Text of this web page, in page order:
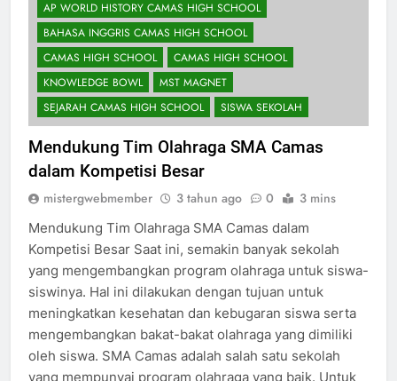
AP WORLD HISTORY CAMAS HIGH SCHOOL
BAHASA INGGRIS CAMAS HIGH SCHOOL
CAMAS HIGH SCHOOL
CAMAS HIGH SCHOOL
KNOWLEDGE BOWL
MST MAGNET
SEJARAH CAMAS HIGH SCHOOL
SISWA SEKOLAH
Mendukung Tim Olahraga SMA Camas
dalam Kompetisi Besar
Mendukung Tim Olahraga SMA Camas dalam
Kompetisi Besar Saat ini, semakin banyak sekolah
yang mengembangkan program olahraga untuk siswa-
siswinya. Hal ini dilakukan dengan tujuan untuk
meningkatkan kesehatan dan kebugaran siswa serta
mengembangkan bakat-bakat olahraga yang dimiliki
oleh siswa. SMA Camas adalah salah satu sekolah